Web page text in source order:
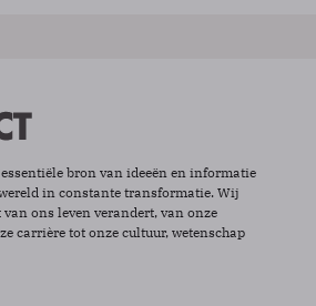
bron van ideeën en informatie
in constante transformatie. Wij
ons leven verandert, van onze
carrière tot onze cultuur, wetenschap